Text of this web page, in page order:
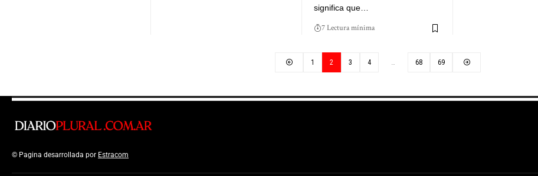
significa que…
7 Lectura mínima
1 2 3 4 … 68 69
© Pagina desarrollada por Estracom